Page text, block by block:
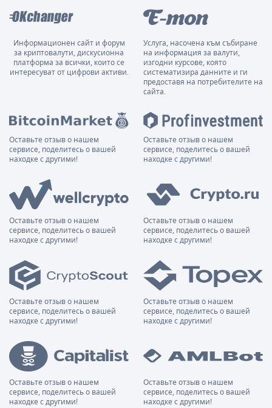
Информационен сайт и форум
за криптовалути, дискусионна
платформа за всички, които се
интересуват от цифрови активи.
Услуга, насочена към събиране
на информация за валути,
изгодни курсове, която
систематизира данните и ги
предоставя на потребителите на
сайта.
Оставьте отзыв о нашем
сервисе, поделитесь о вашей
находке с другими!
Оставьте отзыв о нашем
сервисе, поделитесь о вашей
находке с другими!
Оставьте отзыв о нашем
сервисе, поделитесь о вашей
находке с другими!
Оставьте отзыв о нашем
сервисе, поделитесь о вашей
находке с другими!
Оставьте отзыв о нашем
сервисе, поделитесь о вашей
находке с другими!
Оставьте отзыв о нашем
сервисе, поделитесь о вашей
находке с другими!
Оставьте отзыв о нашем
сервисе, поделитесь о вашей
находке с другими!
Оставьте отзыв о нашем
сервисе, поделитесь о вашей
находке с другими!